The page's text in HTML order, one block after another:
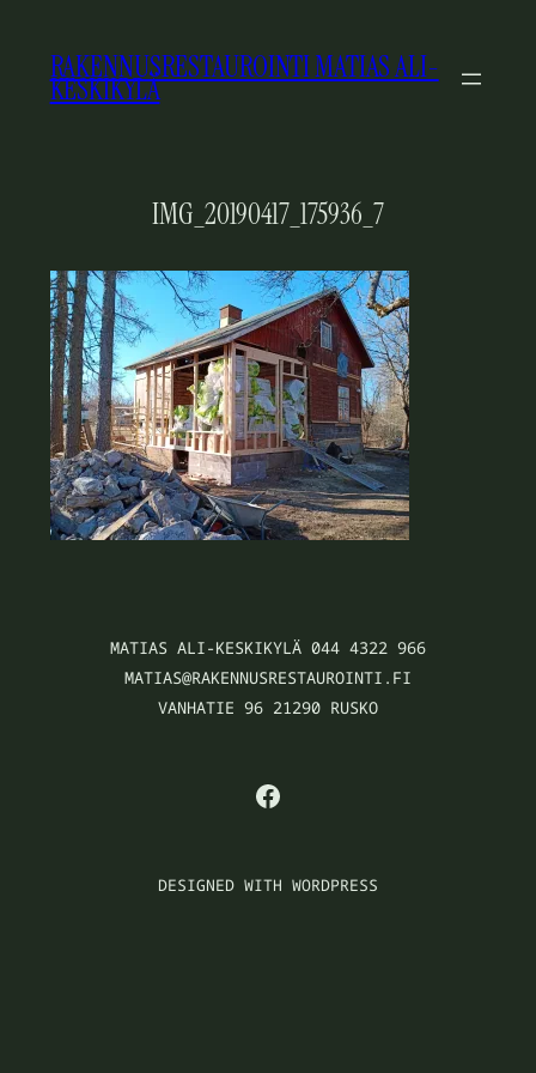
SISÄLTÖÖN
RAKENNUSRESTAUROINTI MATIAS ALI-
KESKIKYLÄ
IMG_20190417_175936_7
MATIAS ALI-KESKIKYLÄ 044 4322 966
MATIAS@RAKENNUSRESTAUROINTI.FI
VANHATIE 96 21290 RUSKO
FACEBOOK
DESIGNED WITH WORDPRESS